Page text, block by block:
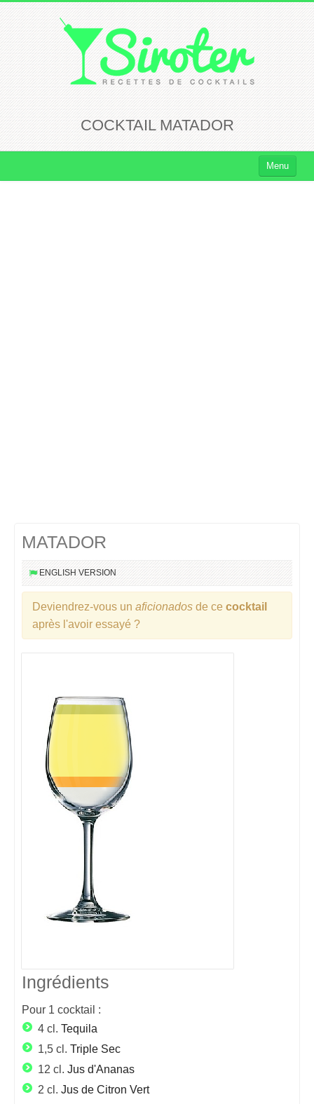
COCKTAIL MATADOR
Menu
MATADOR
ENGLISH VERSION
Deviendrez-vous un aficionados de ce cocktail
après l'avoir essayé ?
Ingrédients
Pour 1 cocktail :
4 cl. Tequila
1,5 cl. Triple Sec
12 cl. Jus d'Ananas
2 cl. Jus de Citron Vert